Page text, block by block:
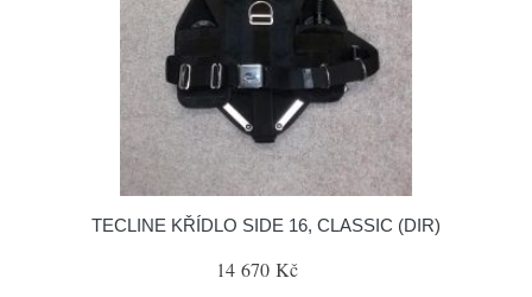
TECLINE KŘÍDLO SIDE 16, CLASSIC (DIR)
14 670 Kč